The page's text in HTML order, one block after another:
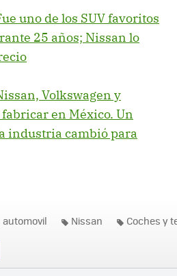
uno de los SUV favoritos
25 años; Nissan lo
Volkswagen y
en México. Un
industria cambió para
automovil Nissan Coches y